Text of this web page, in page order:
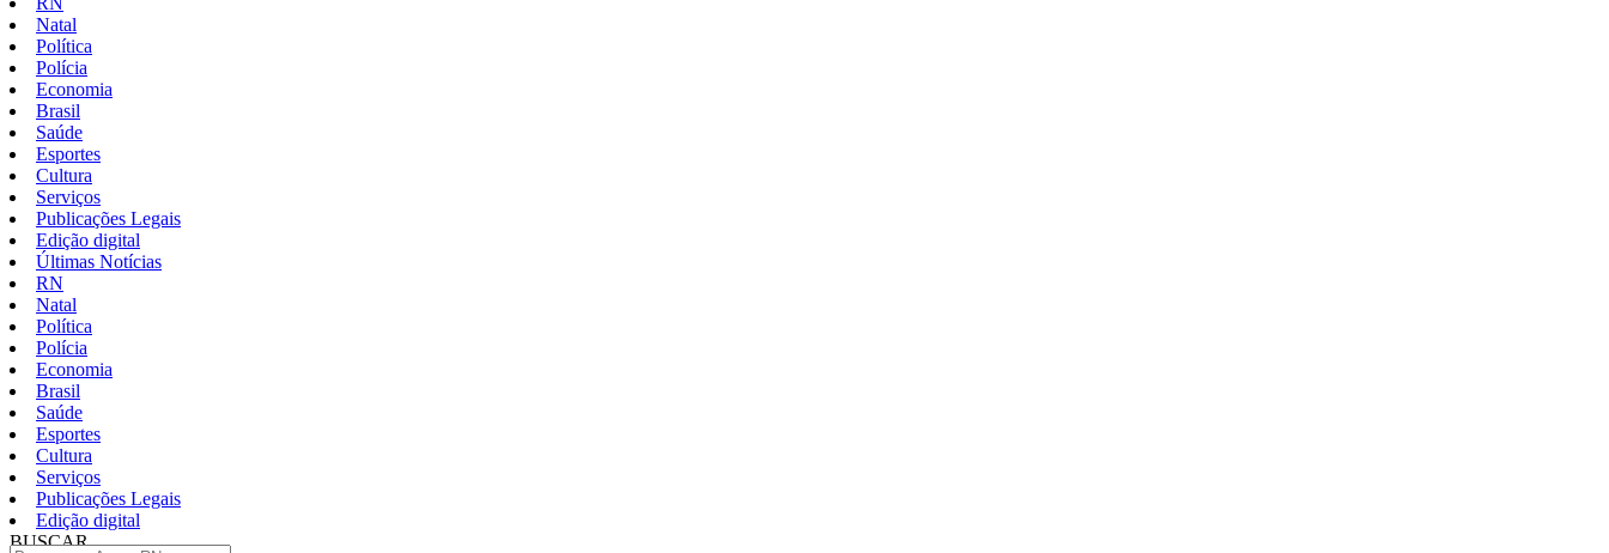
Natal
Política
Polícia
Economia
Brasil
Saúde
Esportes
Cultura
Serviços
Publicações Legais
Edição digital
Últimas Notícias
RN
Natal
Política
Polícia
Economia
Brasil
Saúde
Esportes
Cultura
Serviços
Publicações Legais
Edição digital
BUSCAR